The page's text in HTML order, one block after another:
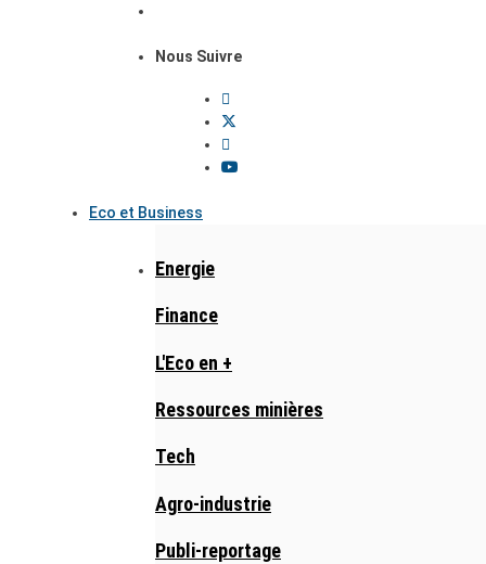
Nous Suivre
Eco et Business
Energie
Finance
L'Eco en +
Ressources minières
Tech
Agro-industrie
Publi-reportage